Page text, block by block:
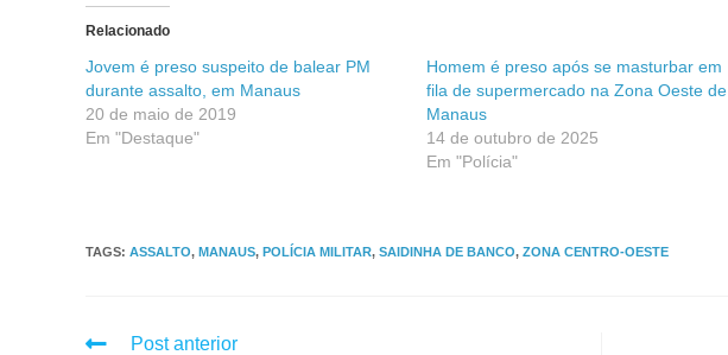
Relacionado
Jovem é preso suspeito de balear PM
durante assalto, em Manaus
20 de maio de 2019
Em "Destaque"
Homem é preso após se masturbar em
fila de supermercado na Zona Oeste de
Manaus
14 de outubro de 2025
Em "Polícia"
TAGS: ASSALTO, MANAUS, POLÍCIA MILITAR, SAIDINHA DE BANCO, ZONA CENTRO-OESTE
Post anterior